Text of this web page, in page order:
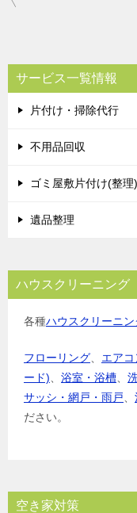
ビ
ゲ
ー
シ
サービス一覧情報
片付け・掃除代行
不用品回収
ゴミ屋敷片付け(整理)
遺品整理
ハウスクリーニング
各種ハウスクリーニン
フローリング エアコ
ード)
浴室・浴槽
サッシ・網戸・雨戸
ださい。
空き家対策